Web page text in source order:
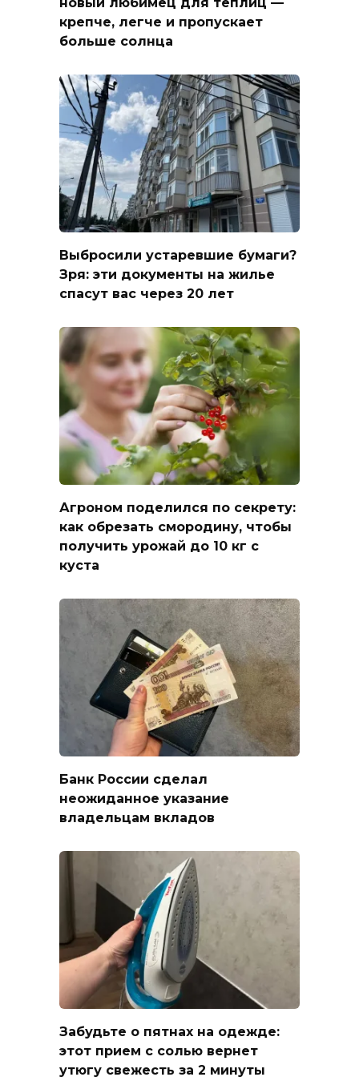
крепче, легче и пропускает
больше солнца
Выбросили устаревшие бумаги?
Зря: эти документы на жилье
спасут вас через 20 лет
Агроном поделился по секрету:
как обрезать смородину, чтобы
получить урожай до 10 кг с
куста
Банк России сделал
неожиданное указание
владельцам вкладов
Забудьте о пятнах на одежде:
этот прием с солью вернет
утюгу свежесть за 2 минуты